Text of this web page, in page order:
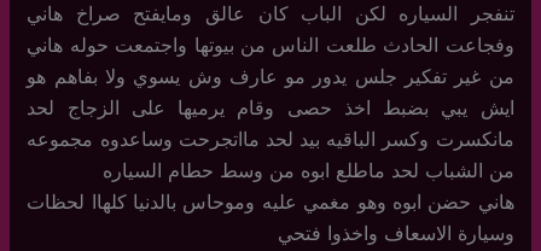
تنفجر السياره لكن الباب كان عالق ومايفتح صراخ هاني
وفجاعت الحادث طلعت الناس من بيوتها واجتمعت حوله هاني
من غير تفكير جلس يدور مو عارف وش يسوي ولا بفاهم هو
ايش يبي بضبط اخذ حصى وقام يرميها على الزجاج لحد
مانكسرت وكسر الباقيه بيد لحد مااتجرحت وساعدوه مجموعه
من الشباب لحد ماطلع ابوه من وسط حطام السياره
هاني حضن ابوه وهو مغمي عليه وموحاس بالدنيا كلهاا لحظات
وسيارة الاسعاف واخذوا فتحي